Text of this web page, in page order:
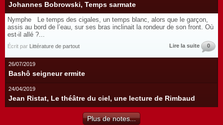
Johannes Bobrowski, Temps sarmate
Nymphe Le temps des cigales, un temps blanc, alors que le garçon,
assis au bord de l’eau, sur ses bras inclinait la rondeur de son front. Où
est-il allé ?...
Écrit par Littérature de partout Lire la suite 0
26/07/2019
Bashô seigneur ermite
24/04/2019
Jean Ristat, Le théâtre du ciel, une lecture de Rimbaud
Plus de notes...